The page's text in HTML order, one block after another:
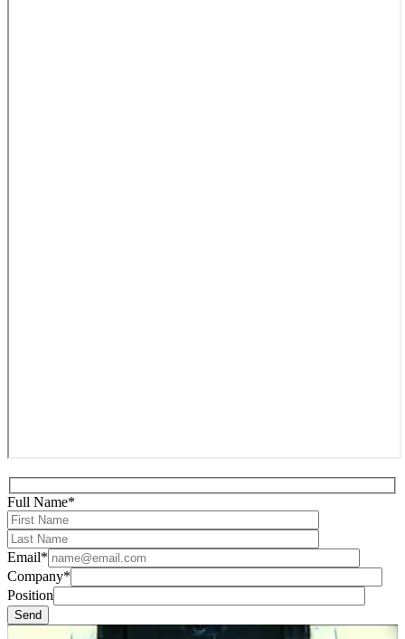
Full Name*
Email*
Company*
Position